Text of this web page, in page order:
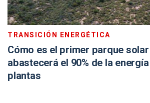
TRANSICIÓN ENERGÉTICA
Cómo es el primer parque
abastecerá el 90% de la
plantas